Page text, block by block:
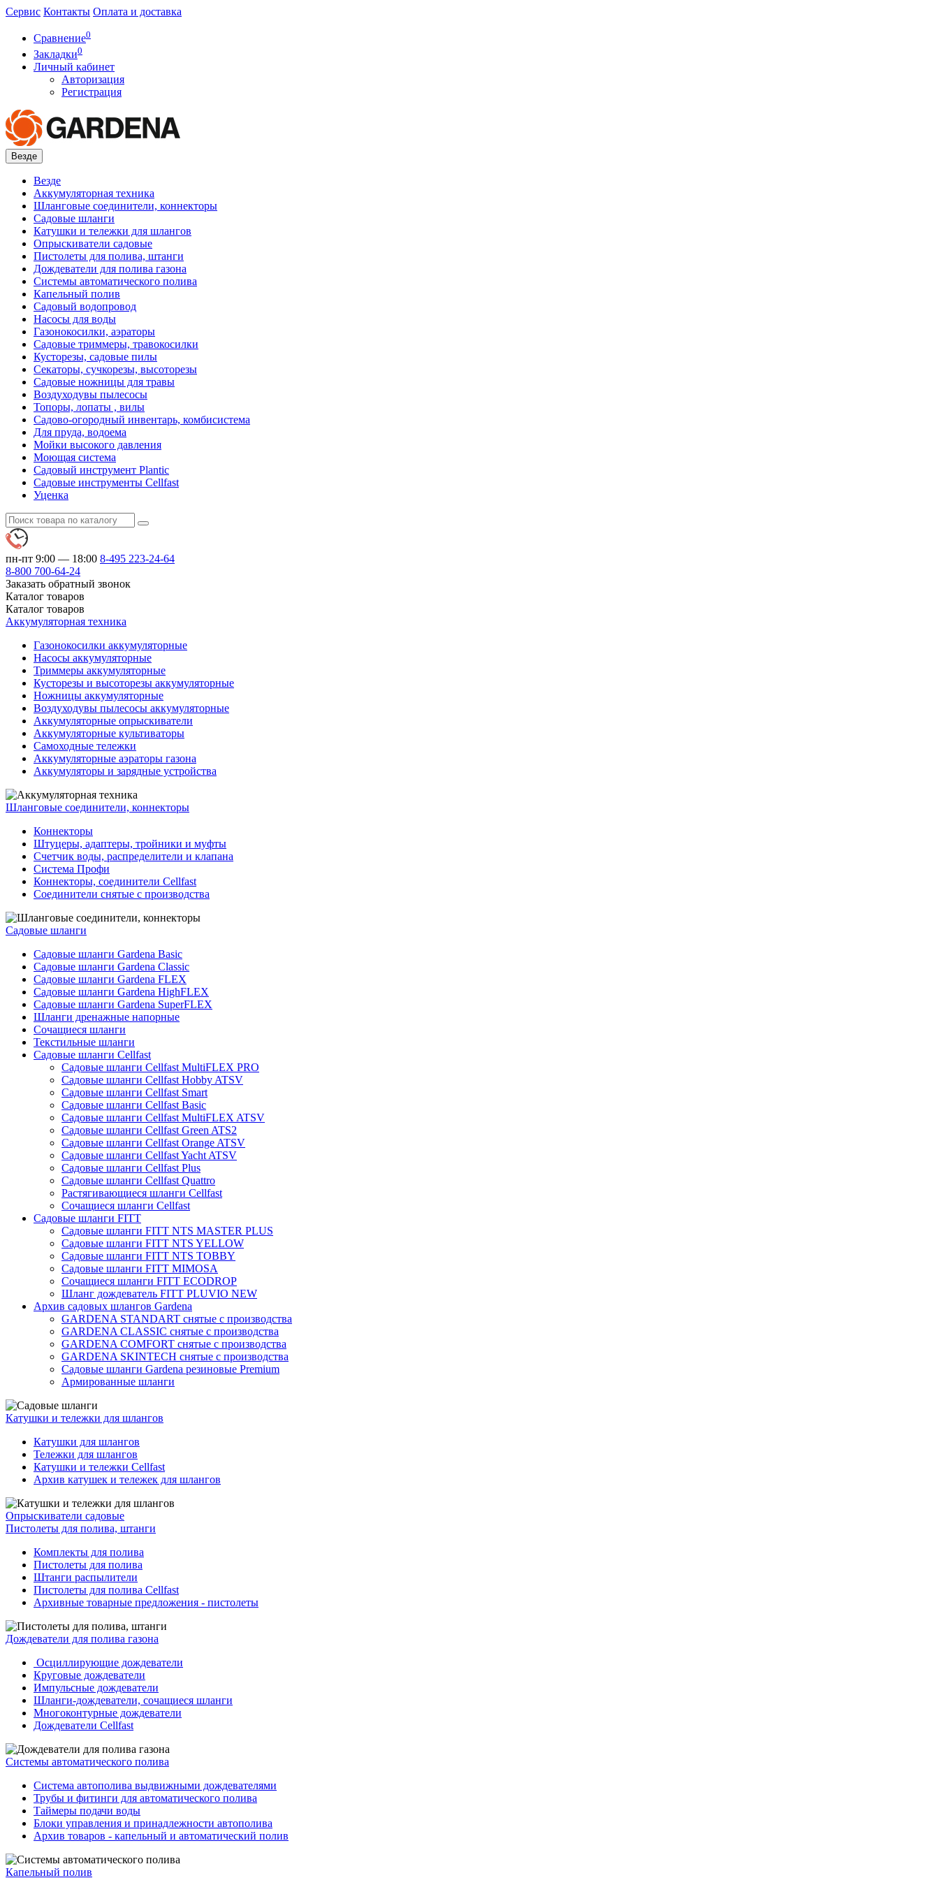
Сервис Контакты Оплата и доставка
Сравнение0
Закладки0
Личный кабинет
Авторизация
Регистрация
Везде
Везде
Аккумуляторная техника
Шланговые соединители, коннекторы
Садовые шланги
Катушки и тележки для шлангов
Опрыскиватели садовые
Пистолеты для полива, штанги
Дождеватели для полива газона
Системы автоматического полива
Капельный полив
Садовый водопровод
Насосы для воды
Газонокосилки, аэраторы
Садовые триммеры, травокосилки
Кусторезы, садовые пилы
Секаторы, сучкорезы, высоторезы
Садовые ножницы для травы
Воздуходувы пылесосы
Топоры, лопаты , вилы
Садово-огородный инвентарь, комбисистема
Для пруда, водоема
Мойки высокого давления
Моющая система
Садовый инструмент Plantic
Садовые инструменты Cellfast
Уценка
пн-пт 9:00 — 18:00 8-495 223-24-64
8-800 700-64-24
Заказать обратный звонок
Каталог товаров
Каталог товаров
Аккумуляторная техника
Газонокосилки аккумуляторные
Насосы аккумуляторные
Триммеры аккумуляторные
Кусторезы и высоторезы аккумуляторные
Ножницы аккумуляторные
Воздуходувы пылесосы аккумуляторные
Аккумуляторные опрыскиватели
Аккумуляторные культиваторы
Самоходные тележки
Аккумуляторные аэраторы газона
Аккумуляторы и зарядные устройства
Шланговые соединители, коннекторы
Коннекторы
Штуцеры, адаптеры, тройники и муфты
Счетчик воды, распределители и клапана
Система Профи
Коннекторы, соединители Cellfast
Соединители снятые с производства
Садовые шланги
Садовые шланги Gardena Basic
Садовые шланги Gardena Classic
Садовые шланги Gardena FLEX
Садовые шланги Gardena HighFLEX
Садовые шланги Gardena SuperFLEX
Шланги дренажные напорные
Сочащиеся шланги
Текстильные шланги
Садовые шланги Cellfast
Садовые шланги Cellfast MultiFLEX PRO
Садовые шланги Cellfast Hobby ATSV
Садовые шланги Cellfast Smart
Садовые шланги Cellfast Basic
Садовые шланги Cellfast MultiFLEX ATSV
Садовые шланги Cellfast Green ATS2
Садовые шланги Cellfast Orange ATSV
Садовые шланги Cellfast Yacht ATSV
Садовые шланги Cellfast Plus
Садовые шланги Cellfast Quattro
Растягивающиеся шланги Cellfast
Сочащиеся шланги Cellfast
Садовые шланги FITT
Садовые шланги FITT NTS MASTER PLUS
Садовые шланги FITT NTS YELLOW
Садовые шланги FITT NTS TOBBY
Садовые шланги FITT MIMOSA
Сочащиеся шланги FITT ECODROP
Шланг дождеватель FITT PLUVIO NEW
Архив садовых шлангов Gardena
GARDENA STANDART снятые с производства
GARDENA CLASSIC снятые с производства
GARDENA COMFORT снятые с производства
GARDENA SKINTECH снятые с производства
Садовые шланги Gardena резиновые Premium
Армированные шланги
Катушки и тележки для шлангов
Катушки для шлангов
Тележки для шлангов
Катушки и тележки Cellfast
Архив катушек и тележек для шлангов
Опрыскиватели садовые
Пистолеты для полива, штанги
Комплекты для полива
Пистолеты для полива
Штанги распылители
Пистолеты для полива Cellfast
Архивные товарные предложения - пистолеты
Дождеватели для полива газона
Осциллирующие дождеватели
Круговые дождеватели
Импульсные дождеватели
Шланги-дождеватели, сочащиеся шланги
Многоконтурные дождеватели
Дождеватели Cellfast
Системы автоматического полива
Система автополива выдвижными дождевателями
Трубы и фитинги для автоматического полива
Таймеры подачи воды
Блоки управления и принадлежности автополива
Архив товаров - капельный и автоматический полив
Капельный полив